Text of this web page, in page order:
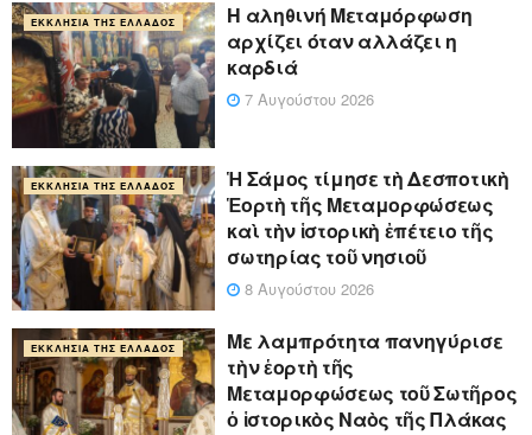
ΕΚΚΛΗΣΊΑ ΤΗΣ ΕΛΛΆΔΟΣ
Η αληθινή Μεταμόρφωση
αρχίζει όταν αλλάζει η
καρδιά
7 Αυγούστου 2026
ΕΚΚΛΗΣΊΑ ΤΗΣ ΕΛΛΆΔΟΣ
Ἡ Σάμος τίμησε τὴ Δεσποτικὴ
Ἑορτὴ τῆς Μεταμορφώσεως
καὶ τὴν ἱστορικὴ ἐπέτειο τῆς
σωτηρίας τοῦ νησιοῦ
8 Αυγούστου 2026
ΕΚΚΛΗΣΊΑ ΤΗΣ ΕΛΛΆΔΟΣ
Με λαμπρότητα πανηγύρισε
τὴν ἑορτὴ τῆς
Μεταμορφώσεως τοῦ Σωτῆρος
ὁ ἱστορικὸς Ναὸς τῆς Πλάκας